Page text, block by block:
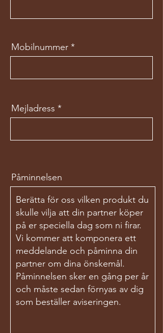
Mobilnummer
Mejladress
Påminnelsen